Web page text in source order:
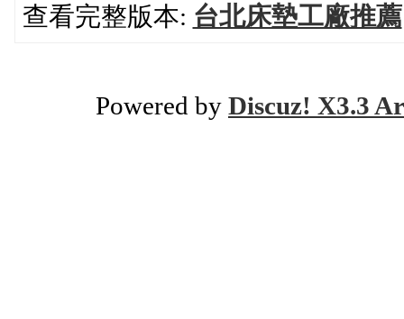
查看完整版本: 台北床墊工廠推薦
Powered by Discuz! X3.3